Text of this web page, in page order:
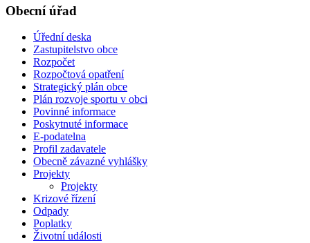
Obecní úřad
Úřední deska
Zastupitelstvo obce
Rozpočet
Rozpočtová opatření
Strategický plán obce
Plán rozvoje sportu v obci
Povinné informace
Poskytnuté informace
E-podatelna
Profil zadavatele
Obecně závazné vyhlášky
Projekty
Projekty
Krizové řízení
Odpady
Poplatky
Životní události